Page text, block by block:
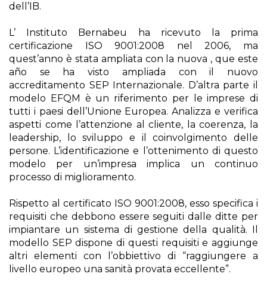
dell’IB.
L’ Instituto Bernabeu ha ricevuto la prima
certificazione ISO 9001:2008 nel 2006, ma
quest’anno è stata ampliata con la nuova , que este
año se ha visto ampliada con il nuovo
accreditamento SEP Internazionale. D’altra parte il
modelo EFQM è un riferimento per le imprese di
tutti i paesi dell’Unione Europea. Analizza e verifica
aspetti come l’attenzione al cliente, la coerenza, la
leadership, lo sviluppo e il coinvolgimento delle
persone. L’identificazione e l’ottenimento di questo
modelo per un’impresa implica un continuo
processo di miglioramento.
Rispetto al certificato ISO 9001:2008, esso specifica i
requisiti che debbono essere seguiti dalle ditte per
impiantare un sistema di gestione della qualità. Il
modello SEP dispone di questi requisiti e aggiunge
altri elementi con l’obbiettivo di “raggiungere a
livello europeo una sanità provata eccellente”.